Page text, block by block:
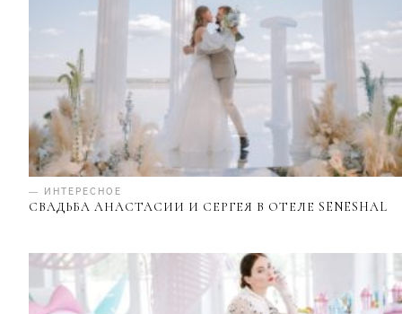
— ИНТЕРЕСНОЕ
СВАДЬБА АНАСТАСИИ И СЕРГЕЯ В ОТЕЛЕ SENESHAL